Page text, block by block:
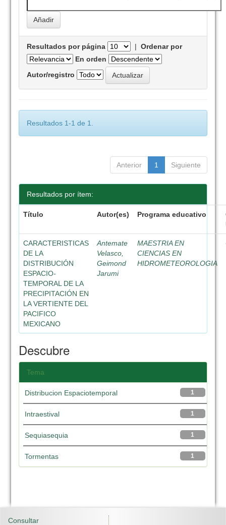
Resultados por página |Ordenar por
En orden
Autor/registro
Resultados 1-1 de 1.
Anterior 1 Siguiente
Resultados por ítem:
Título Autor(es) Programa educativo
CARACTERISTICAS
DE LA
DISTRIBUCIÓN
ESPACIO-
TEMPORAL DE LA
PRECIPITACIÓN EN
LA VERTIENTE DEL
PACIFICO
MEXICANO
Antemate
Velasco,
Geimond
Jarumi
MAESTRIA EN
CIENCIAS EN
HIDROMETEOROLOGIA
Descubre
Tema
1
Distribucion Espaciotemporal
1
Intraestival
1
Sequiasequia
1
Tormentas
Consultar